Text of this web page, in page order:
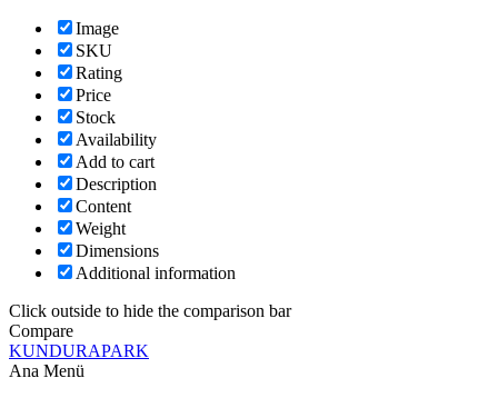
Image
SKU
Rating
Price
Stock
Availability
Add to cart
Description
Content
Weight
Dimensions
Additional information
Click outside to hide the comparison bar
Compare
KUNDURAPARK
Ana Menü